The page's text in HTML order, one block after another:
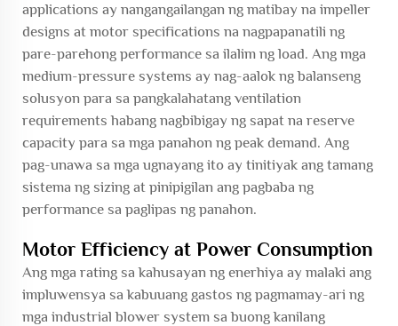
applications ay nangangailangan ng matibay na impeller
designs at motor specifications na nagpapanatili ng
pare-parehong performance sa ilalim ng load. Ang mga
medium-pressure systems ay nag-aalok ng balanseng
solusyon para sa pangkalahatang ventilation
requirements habang nagbibigay ng sapat na reserve
capacity para sa mga panahon ng peak demand. Ang
pag-unawa sa mga ugnayang ito ay tinitiyak ang tamang
sistema ng sizing at pinipigilan ang pagbaba ng
performance sa paglipas ng panahon.
Motor Efficiency at Power Consumption
Ang mga rating sa kahusayan ng enerhiya ay malaki ang
impluwensya sa kabuuang gastos ng pagmamay-ari ng
mga industrial blower system sa buong kanilang